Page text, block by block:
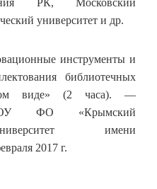
РК, Московский
университет и др.
инструменты и
библиотечных
виде» (2 часа). —
ФО «Крымский
имени
2017 г.